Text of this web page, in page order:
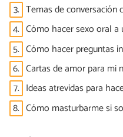
3. Temas de conversación
4. Cómo hacer sexo oral a
5. Cómo hacer preguntas
6. Cartas de amor para mi
7. Ideas atrevidas para
8. Cómo masturbarme si